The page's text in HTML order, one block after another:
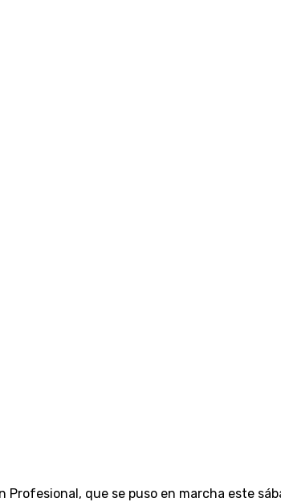
que se puso en marcha este